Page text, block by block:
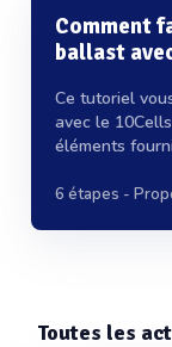
Comment
ballast
Ce tutoriel
avec le
éléments
6 étapes -
Toutes les